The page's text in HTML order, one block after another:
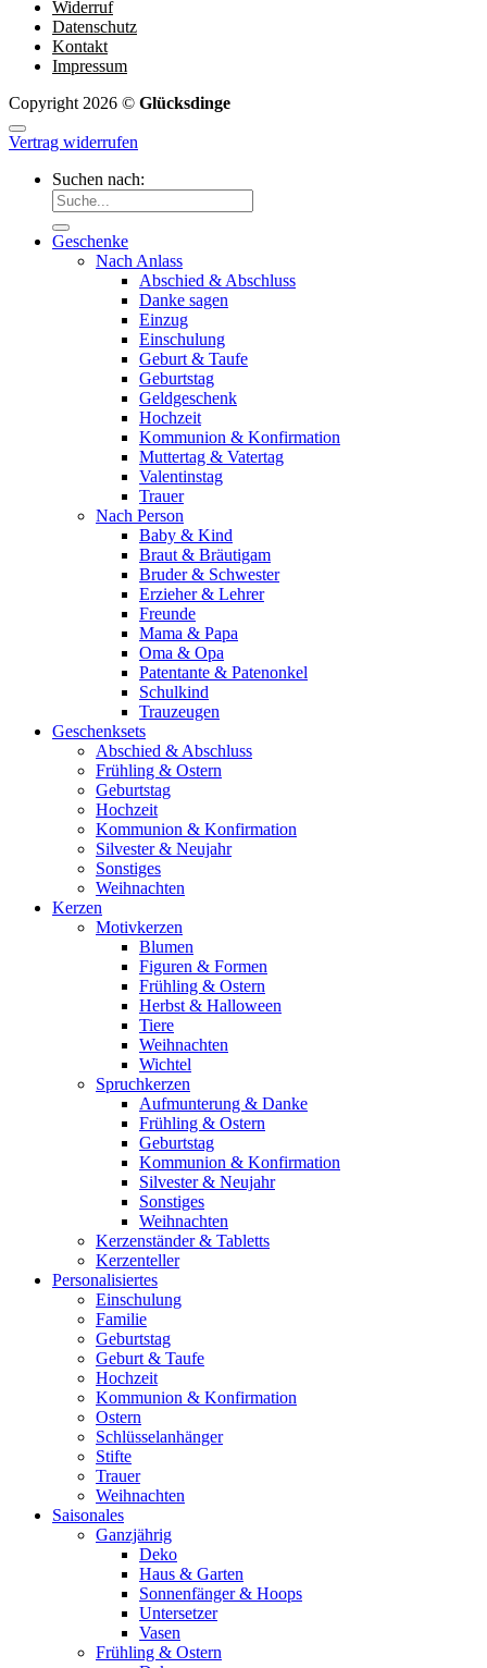
Widerruf
Datenschutz
Kontakt
Impressum
Copyright 2026 © Glücksdinge
Vertrag widerrufen
Suchen nach:
Geschenke
Nach Anlass
Abschied & Abschluss
Danke sagen
Einzug
Einschulung
Geburt & Taufe
Geburtstag
Geldgeschenk
Hochzeit
Kommunion & Konfirmation
Muttertag & Vatertag
Valentinstag
Trauer
Nach Person
Baby & Kind
Braut & Bräutigam
Bruder & Schwester
Erzieher & Lehrer
Freunde
Mama & Papa
Oma & Opa
Patentante & Patenonkel
Schulkind
Trauzeugen
Geschenksets
Abschied & Abschluss
Frühling & Ostern
Geburtstag
Hochzeit
Kommunion & Konfirmation
Silvester & Neujahr
Sonstiges
Weihnachten
Kerzen
Motivkerzen
Blumen
Figuren & Formen
Frühling & Ostern
Herbst & Halloween
Tiere
Weihnachten
Wichtel
Spruchkerzen
Aufmunterung & Danke
Frühling & Ostern
Geburtstag
Kommunion & Konfirmation
Silvester & Neujahr
Sonstiges
Weihnachten
Kerzenständer & Tabletts
Kerzenteller
Personalisiertes
Einschulung
Familie
Geburtstag
Geburt & Taufe
Hochzeit
Kommunion & Konfirmation
Ostern
Schlüsselanhänger
Stifte
Trauer
Weihnachten
Saisonales
Ganzjährig
Deko
Haus & Garten
Sonnenfänger & Hoops
Untersetzer
Vasen
Frühling & Ostern